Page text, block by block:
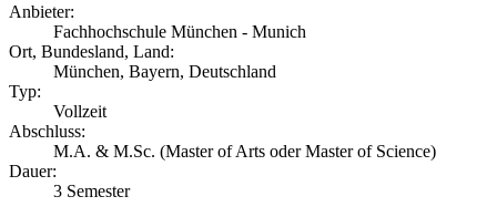
Anbieter:
Fachhochschule München - Munich
Ort, Bundesland, Land:
München, Bayern, Deutschland
Typ:
Vollzeit
Abschluss:
M.A. & M.Sc. (Master of Arts oder Master of Science)
Dauer:
3 Semester